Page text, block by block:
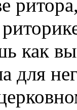
как
для